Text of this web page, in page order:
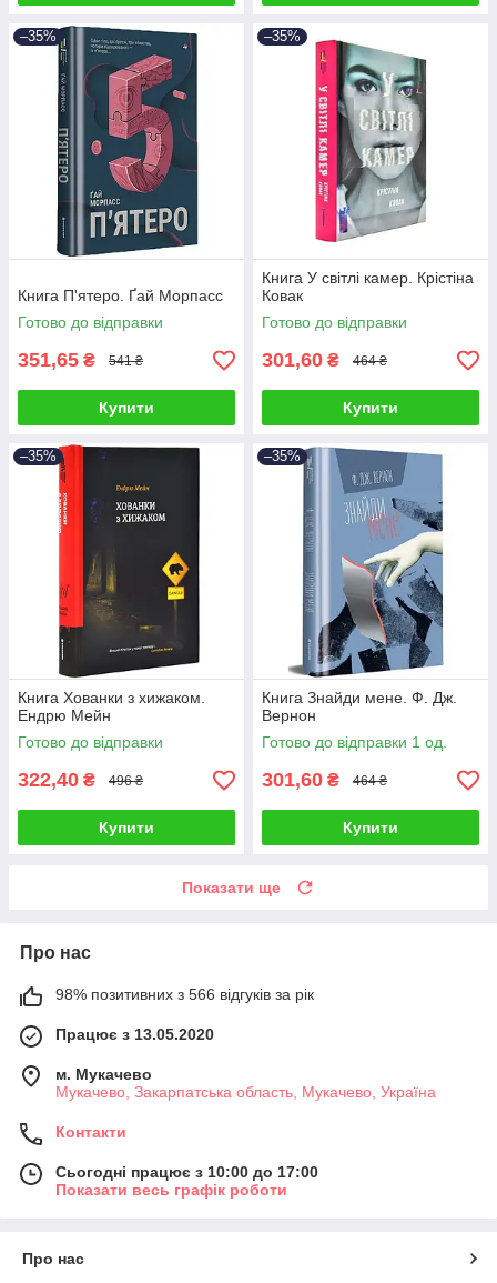
–35%
Книга П'ятеро. Ґай Морпасс
Готово до відправки
351,65 ₴ 541 ₴
Купити
–35%
Книга У світлі камер. Крістіна
Ковак
Готово до відправки
301,60 ₴ 464 ₴
Купити
–35%
Книга Хованки з хижаком.
Ендрю Мейн
Готово до відправки
322,40 ₴ 496 ₴
Купити
–35%
Книга Знайди мене. Ф. Дж.
Вернон
Готово до відправки 1 од.
301,60 ₴ 464 ₴
Купити
Показати ще
Про нас
98% позитивних з 566 відгуків за рік
Працює з 13.05.2020
м. Мукачево
Мукачево, Закарпатська область, Мукачево, Україна
Контакти
Сьогодні працює з 10:00 до 17:00
Показати весь графік роботи
Про нас